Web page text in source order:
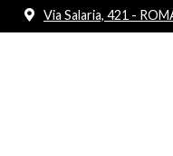
Via Salaria, 421 -